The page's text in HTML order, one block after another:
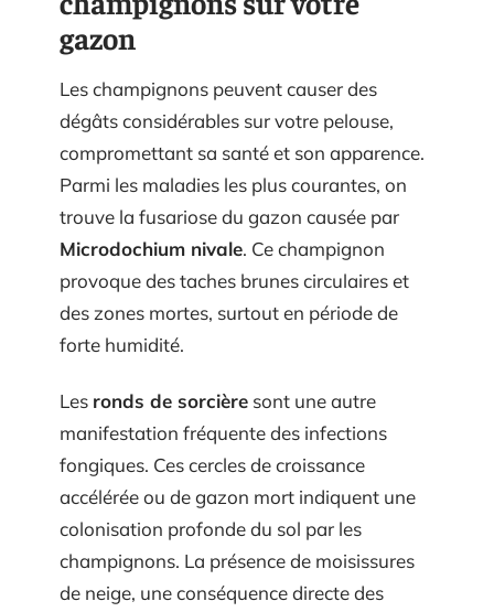
gazon
Les champignons peuvent causer des
dégâts considérables sur votre pelouse,
compromettant sa santé et son apparence.
Parmi les maladies les plus courantes, on
trouve la fusariose du gazon causée par
Microdochium nivale. Ce champignon
provoque des taches brunes circulaires et
des zones mortes, surtout en période de
forte humidité.
Les ronds de sorcière sont une autre
manifestation fréquente des infections
fongiques. Ces cercles de croissance
accélérée ou de gazon mort indiquent une
colonisation profonde du sol par les
champignons. La présence de moisissures
de neige, une conséquence directe des